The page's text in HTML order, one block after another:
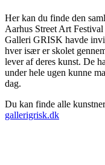
Her kan du finde den
Aarhus Street Art Festival
Galleri GRISK havde
hver især er skolet
lever af deres kunst. De
under hele ugen kunne
dag.
Du kan finde alle
gallerigrisk.dk